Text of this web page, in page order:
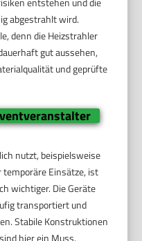
abgestrahlt wird.
denn die Heizstrahler
gut aussehen,
und geprüfte
nutzt, beispielsweise
Einsätze, ist
wichtiger. Die Geräte
transportiert und
Stabile Konstruktionen